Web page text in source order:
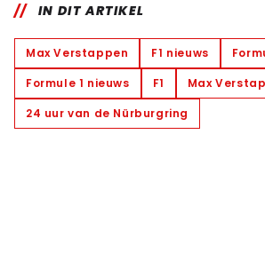
IN DIT ARTIKEL
Max Verstappen F1 nieuws
Formule 1 nieuws
F1
Max
24 uur van de Nürburgring